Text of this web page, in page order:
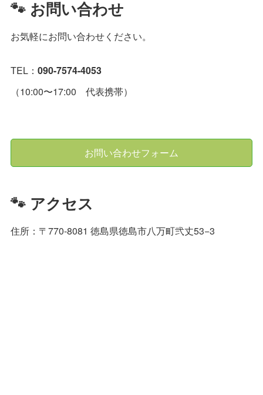
🐾 お問い合わせ
お気軽にお問い合わせください。
TEL：090-7574-4053
（10:00〜17:00 代表携帯）
お問い合わせフォーム
🐾 アクセス
住所：〒770-8081 徳島県徳島市八万町弐丈53−3